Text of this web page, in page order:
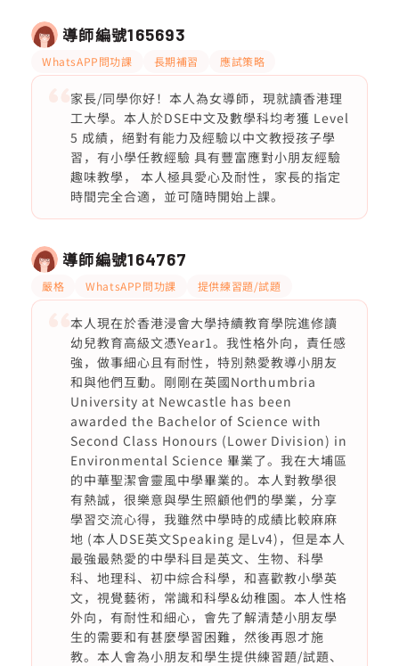
導師編號165693
WhatsAPP問功課 長期補習 應試策略
家長/同學你好！本人為女導師，現就讀香港理
工大學。本人於DSE中文及數學科均考獲 Level
5 成績，絕對有能力及經驗以中文教授孩子學
習，有小學任教經驗 具有豐富應對小朋友經驗
趣味教學， 本人極具愛心及耐性，家長的指定
時間完全合適，並可隨時開始上課。
導師編號164767
嚴格 WhatsAPP問功課 提供練習題/試題
本人現在於香港浸會大學持續教育學院進修讀
幼兒教育高級文憑Year1。我性格外向，責任感
強，做事細心且有耐性，特別熱愛教導小朋友
和與他們互動。剛剛在英國Northumbria
University at Newcastle has been
awarded the Bachelor of Science with
Second Class Honours (Lower Division) in
Environmental Science 畢業了。我在大埔區
的中華聖潔會靈風中學畢業的。本人對教學很
有熱誠，很樂意與學生照顧他們的學業，分享
學習交流心得，我雖然中學時的成績比較麻麻
地 (本人DSE英文Speaking 是Lv4)，但是本人
最強最熱愛的中學科目是英文、生物、科學
科、地理科、初中綜合科學，和喜歡教小學英
文，視覺藝術，常識和科學&幼稚園。本人性格
外向，有耐性和細心，會先了解清楚小朋友學
生的需要和有甚麼學習困難，然後再恩才施
教。本人會為小朋友和學生提供練習題/試題、